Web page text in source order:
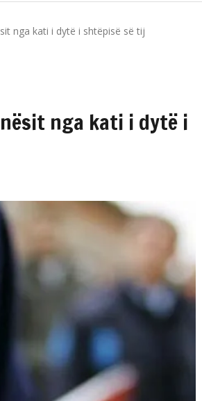
nga kati i dytë i shtëpisë së tij
nga kati i dytë i